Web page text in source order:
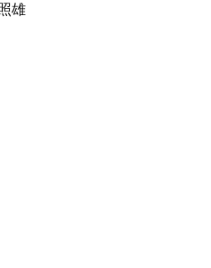
雄